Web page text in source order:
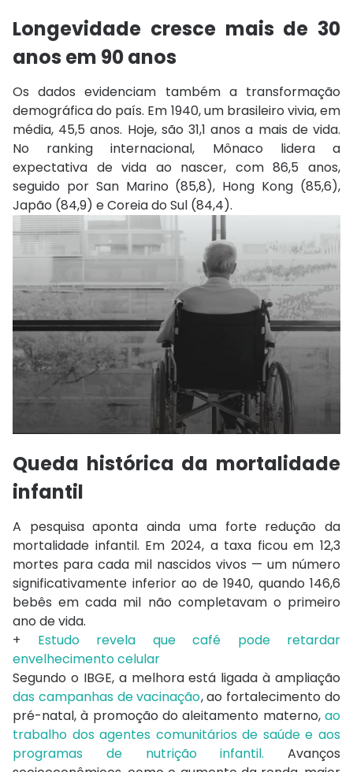
Longevidade cresce mais de 30
anos em 90 anos
Os dados evidenciam também a transformação
demográfica do país. Em 1940, um brasileiro vivia, em
média, 45,5 anos. Hoje, são 31,1 anos a mais de vida.
No ranking internacional, Mônaco lidera a
expectativa de vida ao nascer, com 86,5 anos,
seguido por San Marino (85,8), Hong Kong (85,6),
Japão (84,9) e Coreia do Sul (84,4).
Queda histórica da mortalidade
infantil
A pesquisa aponta ainda uma forte redução da
mortalidade infantil. Em 2024, a taxa ficou em 12,3
mortes para cada mil nascidos vivos — um número
significativamente inferior ao de 1940, quando 146,6
bebês em cada mil não completavam o primeiro
ano de vida.
+ Estudo revela que café pode retardar
envelhecimento celular
Segundo o IBGE, a melhora está ligada à ampliação
das campanhas de vacinação, ao fortalecimento do
pré-natal, à promoção do aleitamento materno, ao
trabalho dos agentes comunitários de saúde e aos
programas de nutrição infantil. Avanços